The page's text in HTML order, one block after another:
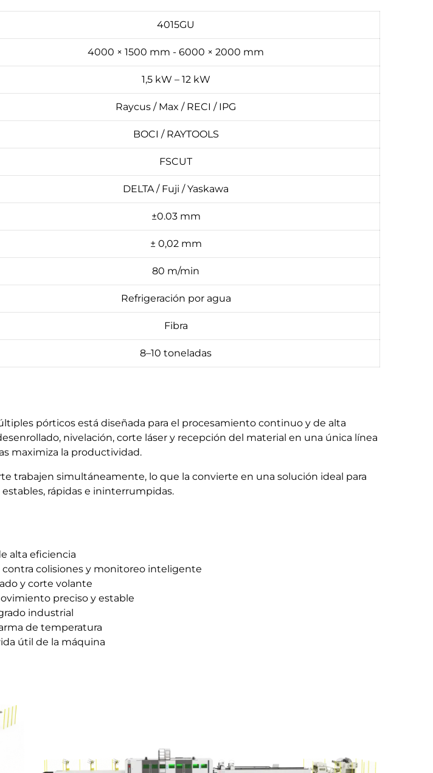
4015GU
4000 × 1500 mm - 6000 × 2000 mm
1,5 kW – 12 kW
Raycus / Max / RECI / IPG
BOCI / RAYTOOLS
FSCUT
DELTA / Fuji / Yaskawa
±0.03 mm
± 0,02 mm
80 m/min
Refrigeración por agua
Fibra
8–10 toneladas
pórticos está diseñada para el procesamiento continuo y de alta
nivelación, corte láser y recepción del material en una única línea
maximiza la productividad.
trabajen simultáneamente, lo que la convierte en una solución ideal para
rápidas e ininterrumpidas.
alta eficiencia
contra colisiones y monitoreo inteligente
y corte volante
preciso y estable
industrial
de temperatura
útil de la máquina